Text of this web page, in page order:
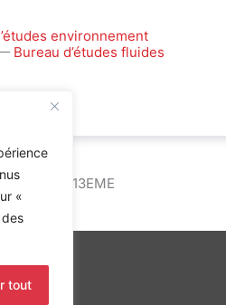
«
tout
environnement
Bureau d’études fluides
A PARIS 13EME